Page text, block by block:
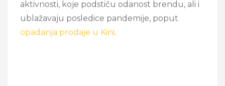
aktivnosti, koje podstiču odanost brendu, ali i
ublažavaju posledice pandemije, poput
opadanja prodaje u Kini.